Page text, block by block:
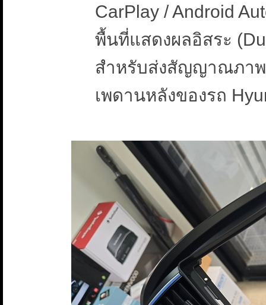
CarPlay / Android
พื้นที่แสดงผลอิสระ
สำหรับส่งสัญญาณภาพ
เพดานหลังของรถ